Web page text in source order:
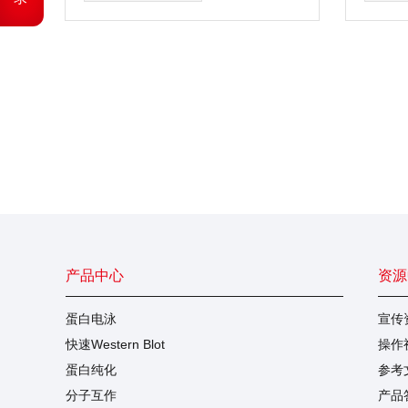
产品中心
蛋白电泳
快速Western Blot
蛋白纯化
分子互作
资
宣传
操作
参考
产品